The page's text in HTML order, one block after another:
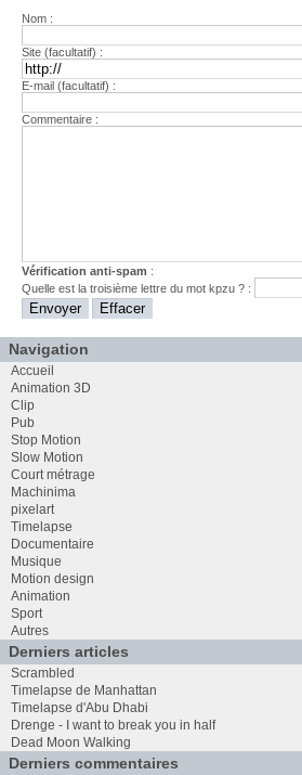
Nom :
Site (facultatif) :
E-mail (facultatif) :
Commentaire :
Vérification anti-spam :
Quelle est latroisième lettre du motkpzu ? :
Navigation
Accueil
Animation 3D
Clip
Pub
Stop Motion
Slow Motion
Court métrage
Machinima
pixelart
Timelapse
Documentaire
Musique
Motion design
Animation
Sport
Autres
Derniers articles
Scrambled
Timelapse de Manhattan
Timelapse d'Abu Dhabi
Drenge - I want to break you in half
Dead Moon Walking
Derniers commentaires